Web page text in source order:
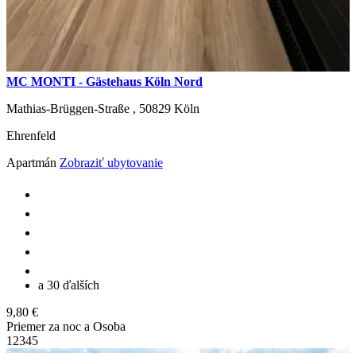
MC MONTI - Gästehaus Köln Nord
Mathias-Brüggen-Straße , 50829 Köln
Ehrenfeld
Apartmán Zobraziť ubytovanie
a 30 ďalších
9,80 €
Priemer za noc a Osoba
1 2345